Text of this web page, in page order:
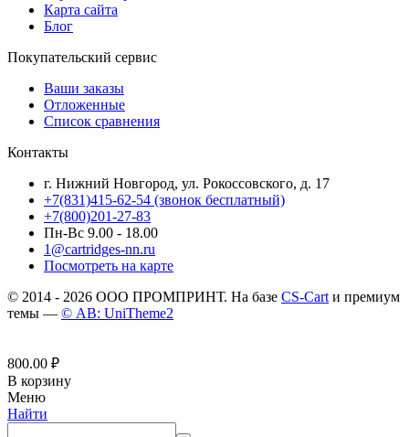
Карта сайта
Блог
Покупательский сервис
Ваши заказы
Отложенные
Список сравнения
Контакты
г. Нижний Новгород, ул. Рокоссовского, д. 17
+7(831)415-62-54 (звонок бесплатный)
+7(800)201-27-83
Пн-Вс 9.00 - 18.00
1@cartridges-nn.ru
Посмотреть на карте
© 2014 - 2026 ООО ПРОМПРИНТ. На базе CS-Cart и премиум
темы — © AB: UniTheme2
800.00 ₽
В корзину
Меню
Найти